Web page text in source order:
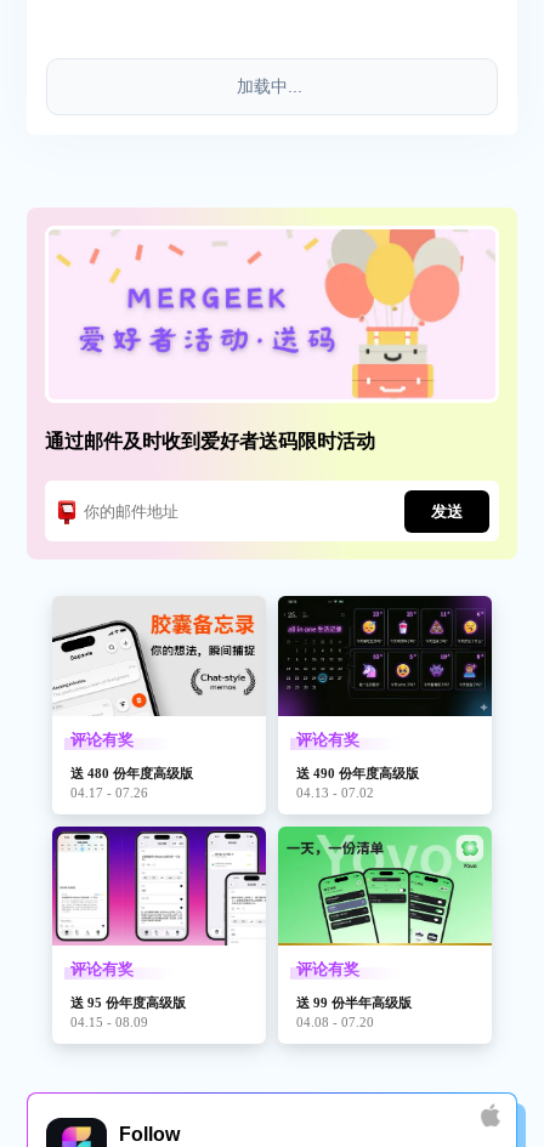
加载中...
通过邮件及时收到爱好者送码限时活动
发送
评论有奖
送 480 份年度高级版
04.17 - 07.26
评论有奖
送 490 份年度高级版
04.13 - 07.02
评论有奖
送 95 份年度高级版
04.15 - 08.09
评论有奖
送 99 份半年高级版
04.08 - 07.20
Follow